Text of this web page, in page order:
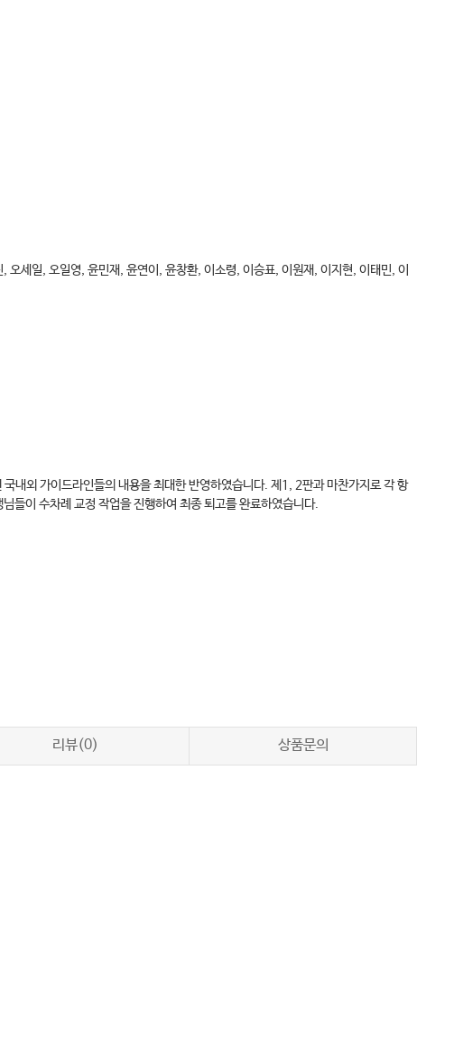
세일, 오일영, 윤민재, 윤연이, 윤창환, 이소령, 이승표, 이원재, 이지현, 이태민, 이
내외 가이드라인들의 내용을 최대한 반영하였습니다. 제1, 2판과 마찬가지로 각 항
들이 수차례 교정 작업을 진행하여 최종 퇴고를 완료하였습니다.
리뷰(0) 상품문의